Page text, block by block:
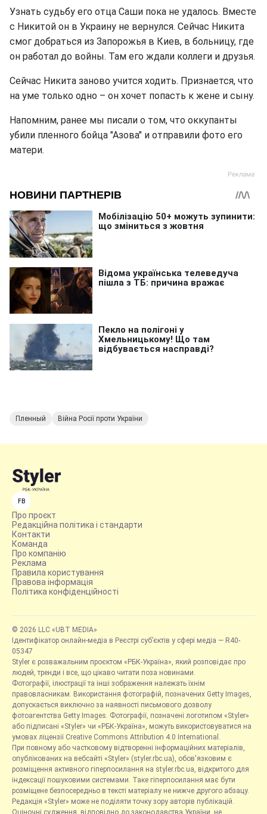
Узнать судьбу его отца Саши пока не удалось. Вместе
с Никитой он в Украину не вернулся. Сейчас Никита
смог добраться из Запорожья в Киев, в больницу, где
он работал до войны. Там его ждали коллеги и друзья.
Сейчас Никита заново учится ходить. Признается, что
на уме только одно – он хочет попасть к жене и сыну.
Напомним, ранее мы писали о том, что оккупанты
убили пленного бойца "Азова" и отправили фото его
матери.
Пленный Війна Росії проти України
FB
Про проєкт
Редакційна політика і стандарти
Контакти
Команда
Про компанію
Реклама
Правила користування
Правова інформація
Політика конфіденційності
© 2026 LLC «UBT MEDIA»
Ідентифікатор онлайн-медіа в Реєстрі суб’єктів у сфері медіа — R40-
05347
Styler є розважальним проєктом «РБК-Україна», який розповідає про
людей, тренди і все, що цікаво читати поза новинами.
Фотографії, ілюстрації та інші зображення належать їхнім
правовласникам. Використання фотографій, позначених Getty Images,
допускається виключно за наявності письмового дозволу
фотоагентства Getty Images. Фотографії, позначені логотипом «Styler»
або підписані «Styler» чи «РБК-Україна», можуть використовуватися на
умовах ліцензії Creative Commons Attribution 4.0 International.
При повному або частковому відтворенні інформаційних матеріалів,
опублікованих на вебсайті «Styler» (styler.rbc.ua), обов'язковим є
розміщення активного гіперпосилання на styler.rbc.ua, відкритого для
індексації пошуковими системами. Таке гіперпосилання має бути
розміщене безпосередньо в тексті матеріалу не нижче другого абзацу.
Редакція «Styler» може не поділяти точку зору авторів публікацій.
Оціночні судження, відповідно до законодавства України, не